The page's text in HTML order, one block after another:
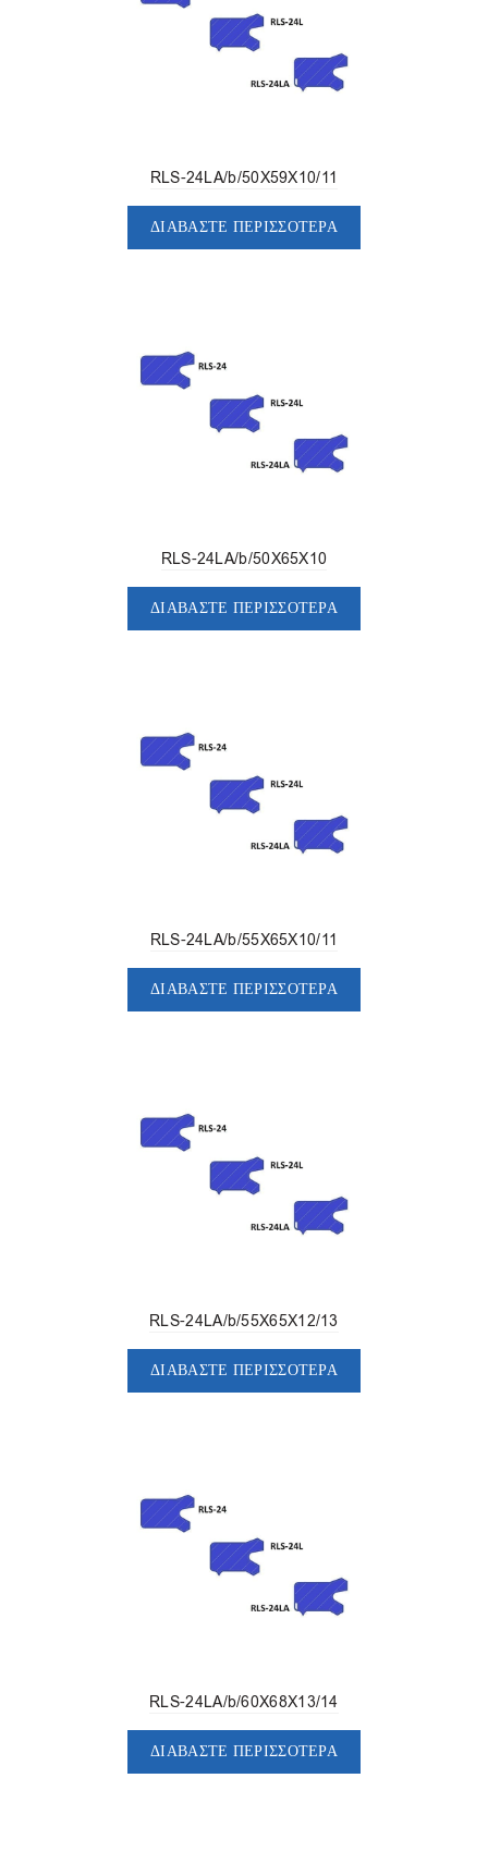
RLS-24LA/b/50X59X10/11
ΔΙΑΒΆΣΤΕ ΠΕΡΙΣΣΌΤΕΡΑ
RLS-24LA/b/50X65X10
ΔΙΑΒΆΣΤΕ ΠΕΡΙΣΣΌΤΕΡΑ
RLS-24LA/b/55X65X10/11
ΔΙΑΒΆΣΤΕ ΠΕΡΙΣΣΌΤΕΡΑ
RLS-24LA/b/55X65X12/13
ΔΙΑΒΆΣΤΕ ΠΕΡΙΣΣΌΤΕΡΑ
RLS-24LA/b/60X68X13/14
ΔΙΑΒΆΣΤΕ ΠΕΡΙΣΣΌΤΕΡΑ